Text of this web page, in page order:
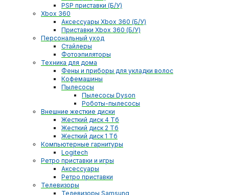
PSP приставки (Б/У)
Xbox 360
Аксессуары Xbox 360 (Б/У)
Приставки Xbox 360 (Б/У)
Персональный уход
Стайлеры
Фотоэпиляторы
Техника для дома
Фены и приборы для укладки волос
Кофемашины
Пылесосы
Пылесосы Dyson
Роботы-пылесосы
Внешние жесткие диски
Жесткий диск 4 Тб
Жесткий диск 2 Тб
Жесткий диск 1 Тб
Компьютерные гарнитуры
Logitech
Ретро приставки и игры
Аксессуары
Ретро приставки
Телевизоры
Телевизоры Samsung